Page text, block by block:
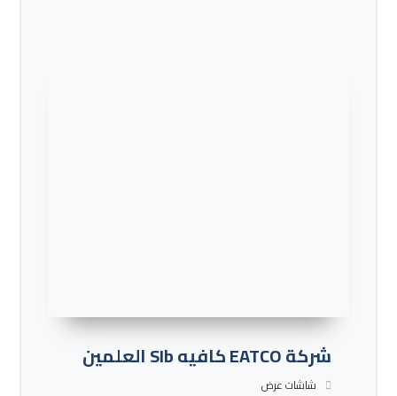
شركة EATCO كافيه SIb العلمين
شاشات عرض